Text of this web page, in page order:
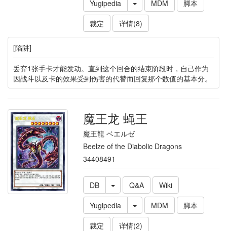
Yugipedia
MDM
脚本
裁定
详情(8)
[陷阱]
丢弃1张手卡才能发动。直到这个回合的结束阶段时，自己作为
因战斗以及卡的效果受到伤害的代替而回复那个数值的基本分。
魔王龙 蝇王
魔王龍 ベエルゼ
Beelze of the Diabolic Dragons
34408491
DB Q&A
Wiki
Yugipedia
MDM
脚本
裁定
详情(2)